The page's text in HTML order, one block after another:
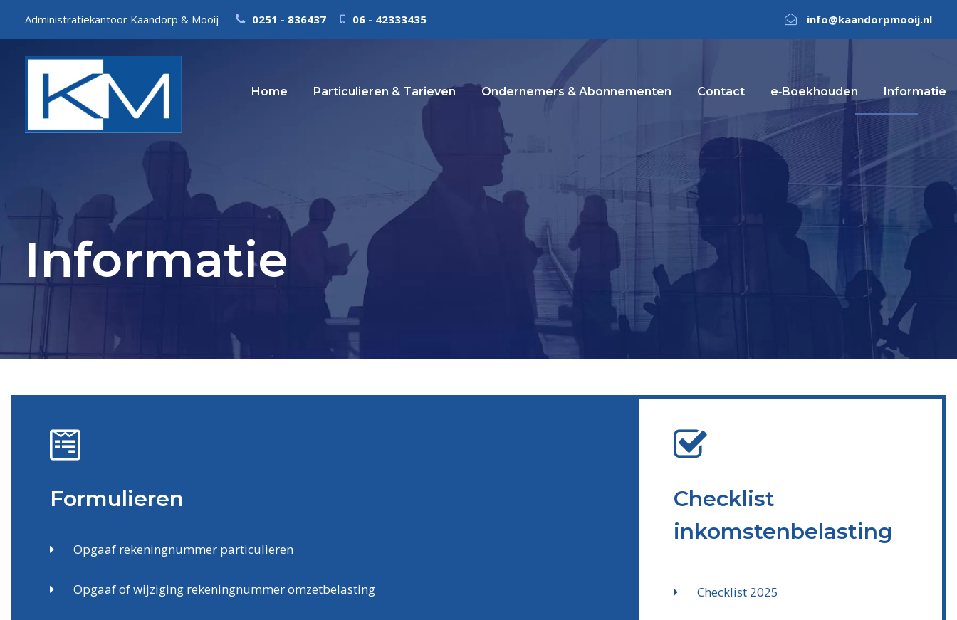
Administratiekantoor Kaandorp & Mooij 0251 - 836437 06 - 42333435 info@kaandorpmooij.nl
Home Particulieren & Tarieven Ondernemers & Abonnement­en Contact e‑Boekhouden Informatie
Informatie
Formulieren
Opgaaf rekeningnummer particulieren
Opgaaf of wijziging rekeningnummer omzetbelasting
Checklist
inkomstenbelasting
Checklist 2025